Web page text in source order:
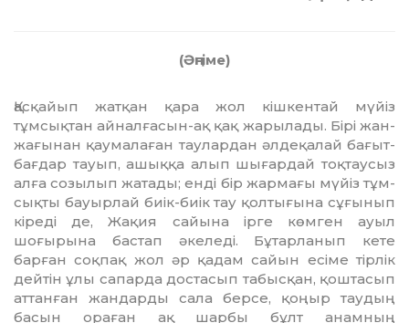
(Әңгіме)
Қ
асқайып жатқан қара жол кіш­кен­тай мүйіз
тұмсықтан айналғасын-ақ қақ жарылады. Бірі жан-
жағынан қаумалаған таулардан әлдеқалай бағыт-
бағдар тауып, ашыққа алып шығардай тоқтаусыз
алға созылып жатады; енді бір жармағы мүйіз тұм­
сықты бауырлай биік-биік тау қол­тығына сұғынып
кіреді де, Жақия сайына ірге көмген ауыл
шоғырына бастап әкеледі. Бұтарланып кете
барған соқпақ жол әр қадам сайын есіме тірлік
дейтін ұлы сапарда дос­тасып табысқан, қоштасып
аттанған жандарды сала берсе, қоңыр таудың
басын ораған ақ шарбы бұлт анамның